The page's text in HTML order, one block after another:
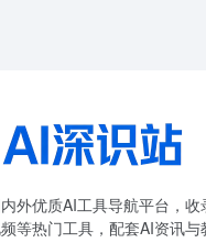
外优质AI工具导航平台，收
等热门工具，配套AI资讯与